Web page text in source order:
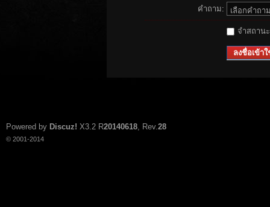
คำถาม:
จำสถาน
ลงชื่อเข้าใ
Powered by Discuz! X3.2 R20140618, Rev.28
© 2001-2014